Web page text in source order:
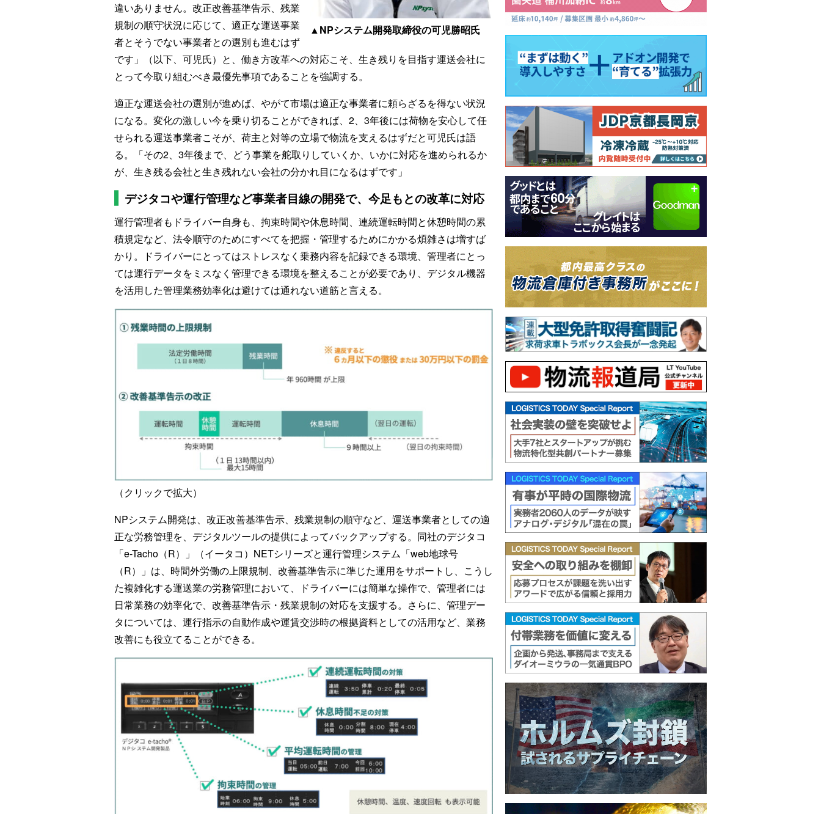
▲NPシステム開発取締役の可児勝昭氏
違いありません。改正改善基準告示、残業
規制の順守状況に応じて、適正な運送事業
者とそうでない事業者との選別も進むはず
です」（以下、可児氏）と、働き方改革への対応こそ、生き残りを目指す運送会社に
とって今取り組むべき最優先事項であることを強調する。
適正な運送会社の選別が進めば、やがて市場は適正な事業者に頼らざるを得ない状況
になる。変化の激しい今を乗り切ることができれば、2、3年後には荷物を安心して任
せられる運送事業者こそが、荷主と対等の立場で物流を支えるはずだと可児氏は語
る。「その2、3年後まで、どう事業を舵取りしていくか、いかに対応を進められるか
が、生き残る会社と生き残れない会社の分かれ目になるはずです」
デジタコや運行管理など事業者目線の開発で、今足もとの改革に対応
運行管理者もドライバー自身も、拘束時間や休息時間、連続運転時間と休憩時間の累
積規定など、法令順守のためにすべてを把握・管理するためにかかる煩雑さは増すば
かり。ドライバーにとってはストレスなく乗務内容を記録できる環境、管理者にとっ
ては運行データをミスなく管理できる環境を整えることが必要であり、デジタル機器
を活用した管理業務効率化は避けては通れない道筋と言える。
（クリックで拡大）
NPシステム開発は、改正改善基準告示、残業規制の順守など、運送事業者としての適
正な労務管理を、デジタルツールの提供によってバックアップする。同社のデジタコ
「e-Tacho（R）」（イータコ）NETシリーズと運行管理システム「web地球号
（R）」は、時間外労働の上限規制、改善基準告示に準じた運用をサポートし、こうし
た複雑化する運送業の労務管理において、ドライバーには簡単な操作で、管理者には
日常業務の効率化で、改善基準告示・残業規制の対応を支援する。さらに、管理デー
タについては、運行指示の自動作成や運賃交渉時の根拠資料としての活用など、業務
改善にも役立てることができる。